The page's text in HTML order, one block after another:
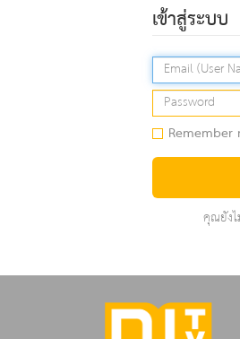
เข้าสู่ระบบ
Remember
คุณยัง